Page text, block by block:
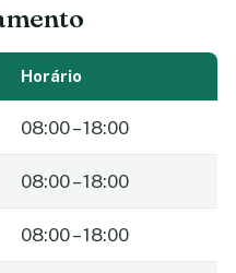
Horário
08:00 – 18:00
08:00 – 18:00
08:00 – 18:00